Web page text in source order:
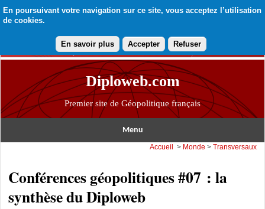
En poursuivant votre navigation sur ce site, vous acceptez l’utilisation
de cookies.
En savoir plus Accepter Refuser
Diploweb.com
Premier site de Géopolitique français
Menu
Accueil > Monde > Transversaux
Conférences géopolitiques #07 : la
synthèse du Diploweb